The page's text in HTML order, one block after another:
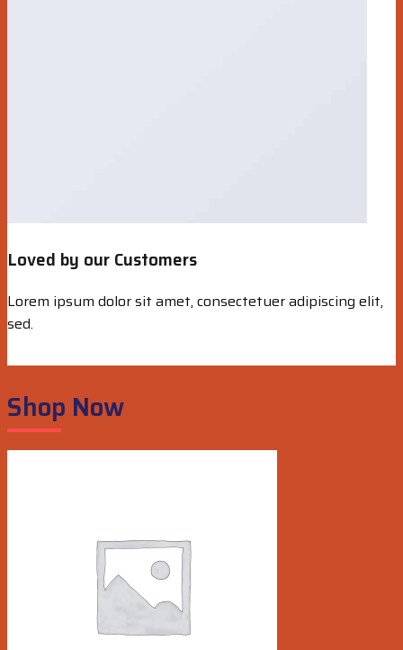
Loved by our Customers
Lorem ipsum dolor sit amet, consectetuer adipiscing elit,
sed.
Shop Now